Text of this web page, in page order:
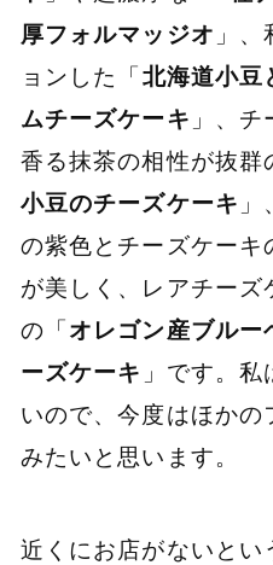
厚フォルマッジオ 」
ョンした「北海道小豆
ムチーズケーキ 」、
香る抹茶の相性が抜群
小豆のチーズケーキ
の紫色とチーズケーキ
が美しく、レアチー
の「オレゴン産ブル
ーズケーキ 」です。
いので、今度はほか
みたいと思います。
近くにお店がないとい